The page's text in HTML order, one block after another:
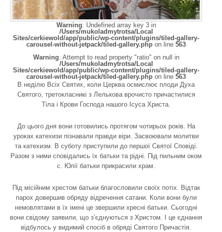
Warning: Undefined array key 3 in
/Users/mukoladmytrotsa/Local
Sites/cerkiewold/app/public/wp-content/plugins/tiled-gallery-
carousel-without-jetpack/tiled-gallery.php on line 563
Warning: Attempt to read property "ratio" on null in
/Users/mukoladmytrotsa/Local
Sites/cerkiewold/app/public/wp-content/plugins/tiled-gallery-
carousel-without-jetpack/tiled-gallery.php on line 563
В неділю Всіх Святих, коли Церква осмислює плоди Духа
Святого, третокласникі з Лелькова врочисто причастилися
Тіла і Крови Господа нашого Ісуса Христа.
До цього дня вони готовились протягом чотирьох років. На
уроках катехизи пізнавали правди віри. Засвоювали молитви
та катехизм. В суботу приступили до першої Святої Сповіді.
Разом з ними сповідались їх батьки та рідні. Під пильним оком
с. Юлії батьки прикрасили храм.
Під місійним хрестом батьки благословили своїх потіх. Відтак
парох довершив обряду відречення сатани. Коли вони були
немовлятами в їх імені це звершили хресні батьки. Сьогодні
вони свідому заявили, що з’єднуються з Христом. І це єднання
відбулось у видимий спосіб в обряді Святого Причастія.